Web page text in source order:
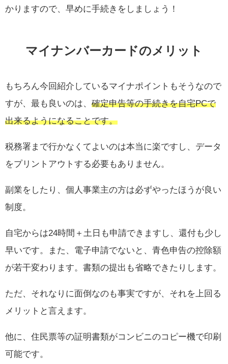
かりますので、早めに手続きをしましょう！
マイナンバーカードのメリット
もちろん今回紹介しているマイナポイントもそうなので
すが、最も良いのは、 確定申告等の手続きを自宅PCで
出来るようになることです。
税務署まで行かなくてよいのは本当に楽ですし、データ
をプリントアウトする必要もありません。
副業をしたり、個人事業主の方は必ずやったほうが良い
制度。
自宅からは24時間＋土日も申請できますし、還付も少し
早いです。また、電子申請でないと、青色申告の控除額
が若干変わります。書類の提出も省略できたりします。
ただ、それなりに面倒なのも事実ですが、それを上回る
メリットと言えます。
他に、住民票等の証明書類がコンビニのコピー機で印刷
可能です。